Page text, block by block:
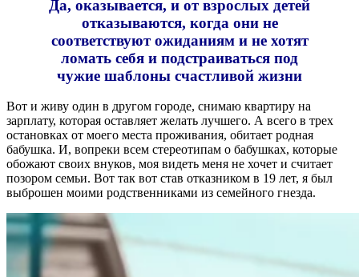
Да, оказывается, и от взрослых детей
отказываются, когда они не
соответствуют ожиданиям и не хотят
ломать себя и подстраиваться под
чужие шаблоны счастливой жизни
Вот и живу один в другом городе, снимаю квартиру на
зарплату, которая оставляет желать лучшего. А всего в трех
остановках от моего места проживания, обитает родная
бабушка. И, вопреки всем стереотипам о бабушках, которые
обожают своих внуков, моя видеть меня не хочет и считает
позором семьи. Вот так вот став отказником в 19 лет, я был
выброшен моими родственниками из семейного гнезда.